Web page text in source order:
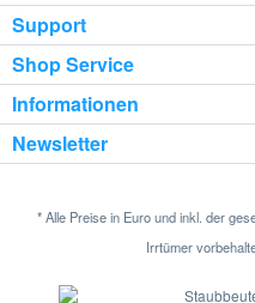
Support
Shop Service
Informationen
Newsletter
* Alle Preise in Euro und inkl. der
Irrtümer